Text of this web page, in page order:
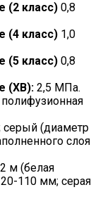
(2 класс) 0,8
(4 класс) 1,0
(5 класс) 0,8
(ХВ): 2,5 МПа.
полифузионная
(диаметр
слоя
м (белая
110 мм; серая